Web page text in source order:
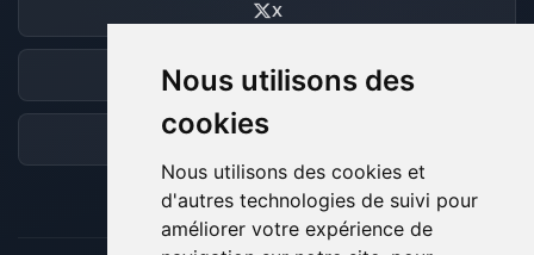
Nous utilisons des
cookies
Nous utilisons des cookies et
d'autres technologies de suivi pour
améliorer votre expérience de
X
Discord
Forum